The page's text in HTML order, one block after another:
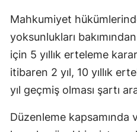
Mahkumiyet
yoksunlukları
için 5 yıllık erteleme
itibaren 2 yıl, 10 yıllık
yıl geçmiş olması şartı
Düzenleme kapsamında